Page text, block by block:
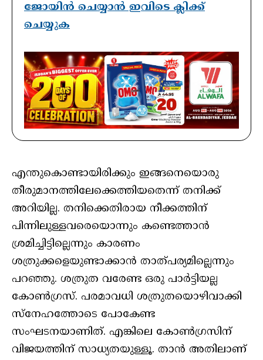
ജോയിൻ ചെയ്യാൻ ഇവിടെ ക്ലിക്ക്
ചെയ്യുക
എന്തുകൊണ്ടായിരിക്കും ഇങ്ങനെയൊരു
തീരുമാനത്തിലേക്കെത്തിയതെന്ന് തനിക്ക്
അറിയില്ല. തനിക്കെതിരായ നീക്കത്തിന്
പിന്നിലുള്ളവരെയൊന്നും കണ്ടെത്താൻ
ശ്രമിച്ചിട്ടില്ലെന്നും കാരണം
ശത്രുക്കളെയുണ്ടാക്കാൻ താത്പര്യമില്ലെന്നും
പറഞ്ഞു. ശത്രുത വരേണ്ട ഒരു പാർട്ടിയല്ല
കോൺഗ്രസ്. പരമാവധി ശത്രുതയൊഴിവാക്കി
സ്‌നേഹത്തോടെ പോകേണ്ട
സംഘടനയാണിത്. എങ്കിലെ കോൺഗ്രസിന്
വിജയത്തിന് സാധ്യതയുള്ളൂ. താൻ അതിലാണ്